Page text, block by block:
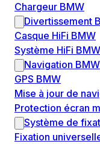
Chargeur BMW
Divertissement
Casque HiFi BMW
Système HiFi BMW
Navigation BMW
GPS BMW
Mise à jour de
Protection écran
Système de
Fixation